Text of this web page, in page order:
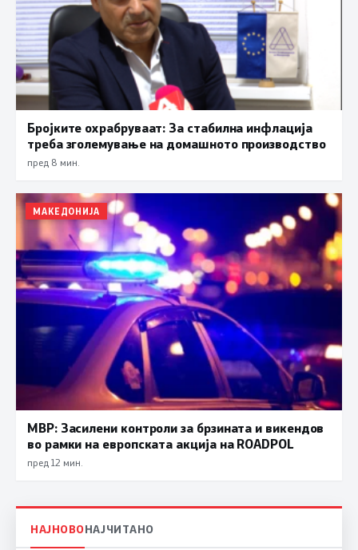
Бројките охрабруваат: За стабилна инфлација
треба зголемување на домашното производство
пред 8 мин.
МАКЕДОНИЈА
МВР: Засилени контроли за брзината и викендов
во рамки на европската акција на ROADPOL
пред 12 мин.
НАЈНОВОНАЈЧИТАНО